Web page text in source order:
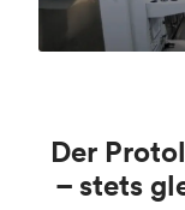
Der
– stets